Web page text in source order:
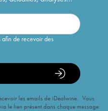
de recevoir des
les emails de iDealwine. Vous
le lien présent dans chaque message.